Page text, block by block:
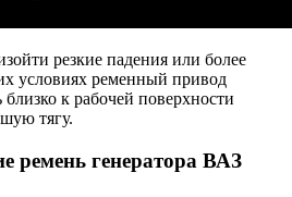
резкие падения или более
условиях ременный привод
к рабочей поверхности
тягу.
ремень генератора ВАЗ